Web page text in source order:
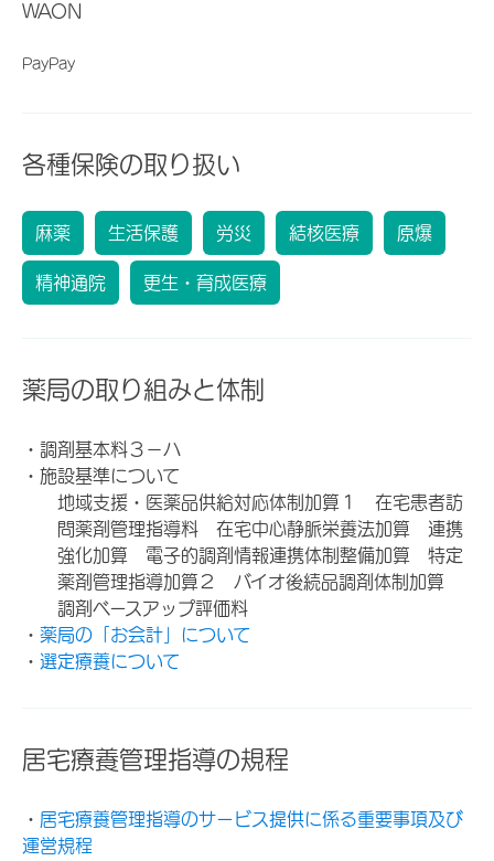
WAON
PayPay
各種保険の取り扱い
麻薬 生活保護 労災 結核医療 原爆
精神通院 更生・育成医療
薬局の取り組みと体制
・調剤基本料３－ハ
・施設基準について
地域支援・医薬品供給対応体制加算１ 在宅患者訪
問薬剤管理指導料 在宅中心静脈栄養法加算 連携
強化加算 電子的調剤情報連携体制整備加算 特定
薬剤管理指導加算２ バイオ後続品調剤体制加算
調剤ベースアップ評価料
・ 薬局の「お会計」について
・ 選定療養について
居宅療養管理指導の規程
・ 居宅療養管理指導のサービス提供に係る重要事項及び
運営規程